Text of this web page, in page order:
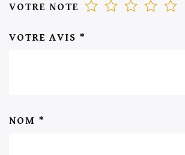
VOTRE NOTE
VOTRE AVIS *
NOM *